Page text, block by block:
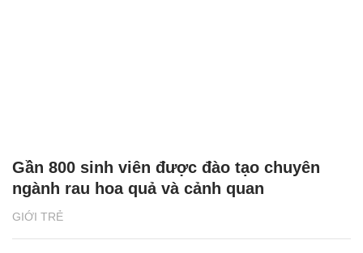
GIỚI TRẺ
Gần 800 sinh viên được đào tạo chuyên
ngành rau hoa quả và cảnh quan